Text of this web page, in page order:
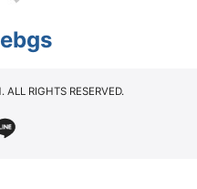
RIGHTS RESERVED.